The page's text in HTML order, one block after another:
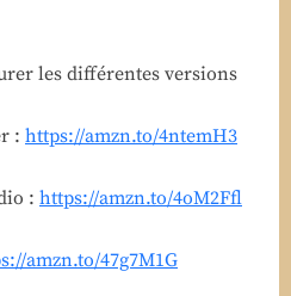
les différentes versions
: https://amzn.to/4ntemH3
: https://amzn.to/4oM2Ffl
amzn.to/47g7M1G